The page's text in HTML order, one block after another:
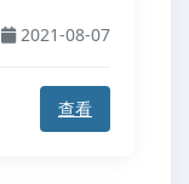
2021-08-07
查看